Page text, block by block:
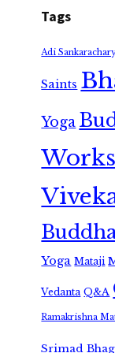
Tags
Adi
Saints
Yoga
Yoga Mataji
Vedanta Q&A
Ramakrishna
Srimad